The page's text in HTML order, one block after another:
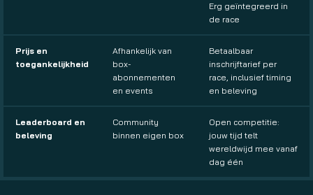
Erg geïntegreerd in
de race
Prijs en
toegankelijkheid
Afhankelijk van
box-
abonnementen
en events
Betaalbaar
inschrijftarief per
race, inclusief timing
en beleving
Leaderboard en
beleving
Community
binnen eigen box
Open competitie:
jouw tijd telt
wereldwijd mee vanaf
dag één